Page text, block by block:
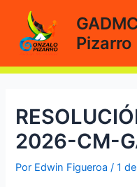
contenido
Pizarro
2026-CM-
Por Edwin Figueroa/1